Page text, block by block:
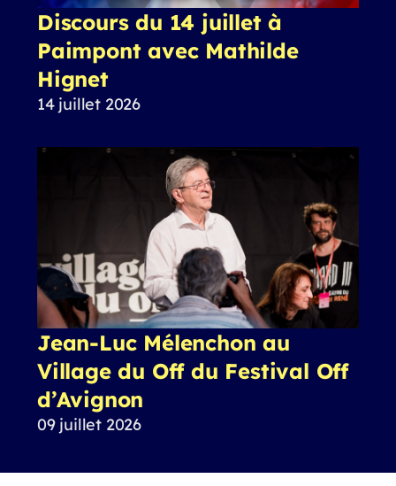
Discours du 14 juillet à
Paimpont avec Mathilde
Hignet
14 juillet 2026
Jean-Luc Mélenchon au
Village du Off du Festival Off
d’Avignon
09 juillet 2026